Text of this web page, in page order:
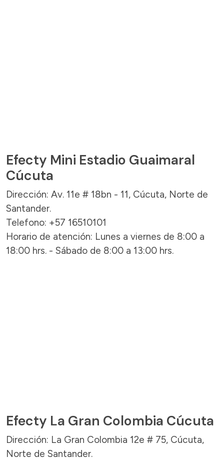
Efecty Mini Estadio Guaimaral
Cúcuta
Dirección: Av. 11e # 18bn - 11, Cúcuta, Norte de
Santander.
Telefono: +57 16510101
Horario de atención: Lunes a viernes de 8:00 a
18:00 hrs. - Sábado de 8:00 a 13:00 hrs.
Efecty La Gran Colombia Cúcuta
Dirección: La Gran Colombia 12e # 75, Cúcuta,
Norte de Santander.